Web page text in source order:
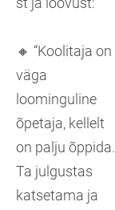
🔸​ “Koolitaja on
väga
loominguline
õpetaja, kellelt
on palju õppida.
Ta julgustas
katsetama ja